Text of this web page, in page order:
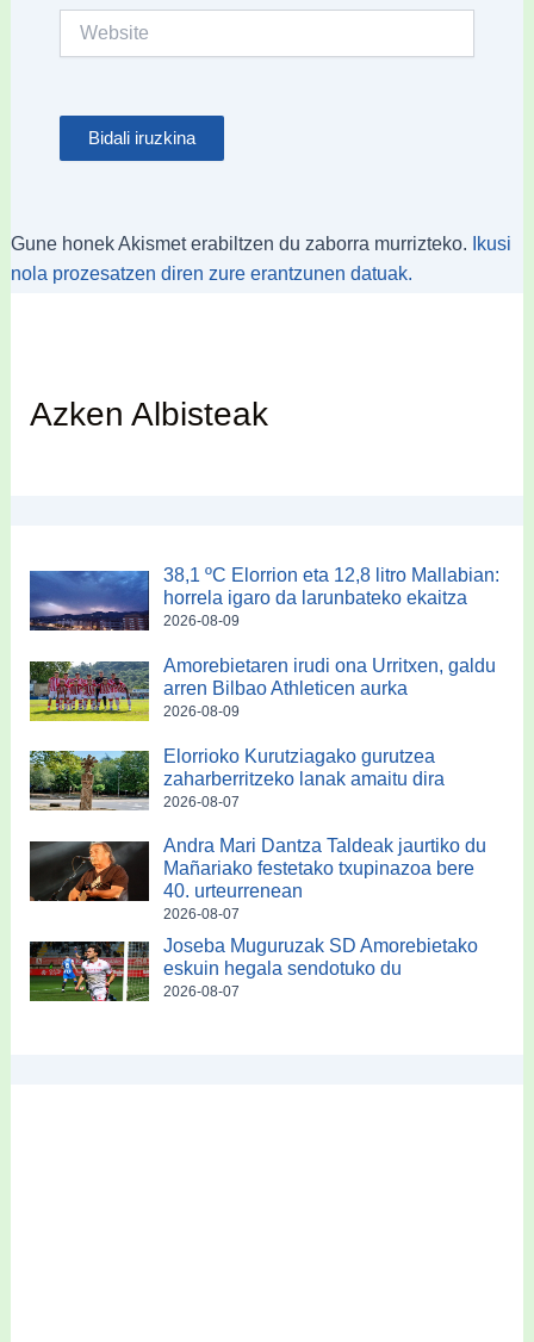
Gune honek Akismet erabiltzen du zaborra murrizteko.
Ikusi
nola prozesatzen diren zure erantzunen datuak.
Azken Albisteak
38,1 ºC Elorrion eta 12,8 litro Mallabian:
horrela igaro da larunbateko ekaitza
2026-08-09
Amorebietaren irudi ona Urritxen, galdu
arren Bilbao Athleticen aurka
2026-08-09
Elorrioko Kurutziagako gurutzea
zaharberritzeko lanak amaitu dira
2026-08-07
Andra Mari Dantza Taldeak jaurtiko du
Mañariako festetako txupinazoa bere
40. urteurrenean
2026-08-07
Joseba Muguruzak SD Amorebietako
eskuin hegala sendotuko du
2026-08-07